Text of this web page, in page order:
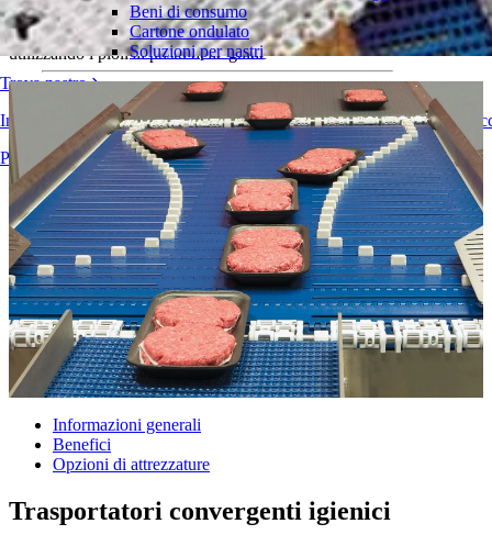
Trova nastro
Informazioni tecniche dettagliate su nastri trasportatori, componenti,
Panoramica dei prodotti
Beni di consumo
Cartone ondulato
Soluzioni per nastri
Logistica e movimentazione dei materiali
E-commerce e distribuzione
Posta e pacchi
Pneumatici e industria automobilistica
Pneumatici
Industria automobilistica
Batterie EV
Industriale
Panoramica dei settori
Automazione della convergenza dei prodotti da più ingressi
utilizzando i pioli al posto delle guide
Informazioni generali
Benefici
Opzioni di attrezzature
Trasportatori convergenti igienici